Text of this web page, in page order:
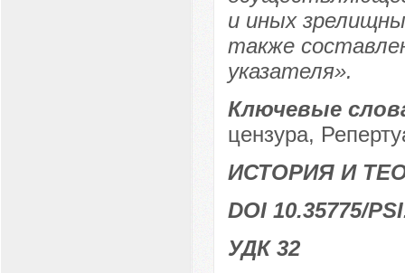
и иных
также
указателя».
Ключевые
цензура,
ИСТОРИЯ И
DOI 10.35775/
УДК 32